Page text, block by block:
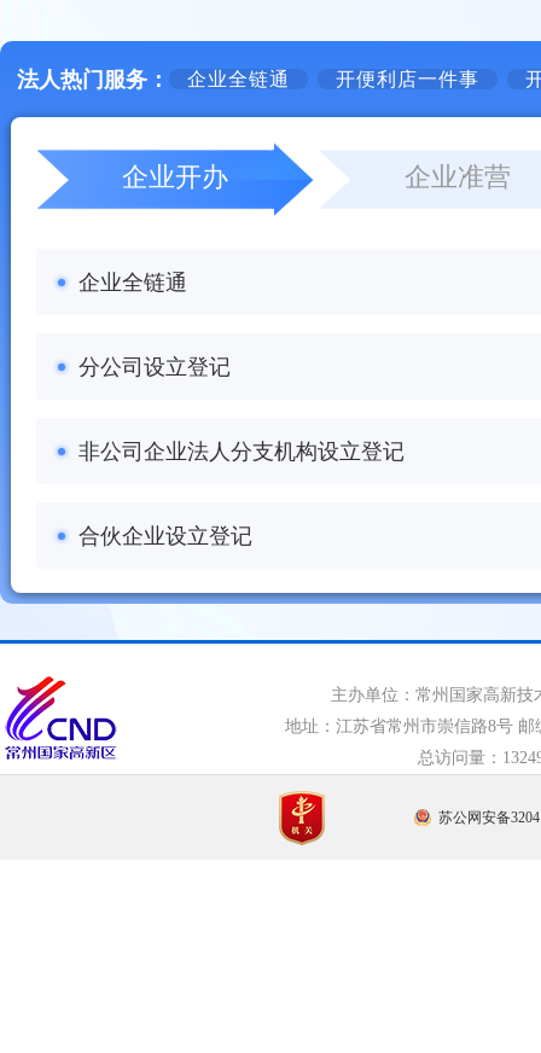
法人热门服务： 企业全链通 开便利店一件事
企业开办 企业准营
企业全链通
分公司设立登记
非公司企业法人分支机构设立登记
合伙企业设立登记
店招标牌设施规范设置管理
开便利店一件事
开餐饮店一件事
危化品道路运输通行证办理
公司变更登记
个人独资企业分支机构变更登记（备案）
合伙企业分支机构变更登记（备案）
撤销变更登记
1+N注销套餐办
分公司注销登记
个人独资企业分支机构注销登记
非公司企业法人注销登记
主办单位：常州国家高新
地址：江苏省常州市崇信路8号 邮
总访问量：
苏公网安备